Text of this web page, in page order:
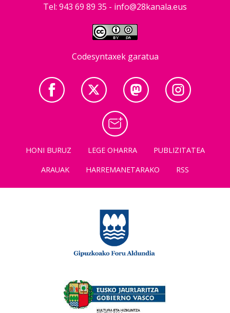
Tel: 943 69 89 35 - info@28kanala.eus
Codesyntaxek garatua
HONI BURUZ LEGE OHARRA
PUBLIZITATEA
ARAUAK
HARREMANETARAKO RSS